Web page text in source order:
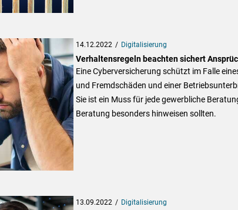
14.12.2022 Digitalisierung
Verhaltensregeln beachten sichert
Eine Cyberversicherung schützt im Falle
und Fremdschäden und einer
Sie ist ein Muss für jede gewerbliche
Beratung besonders hinweisen sollten.
13.09.2022 Digitalisierung